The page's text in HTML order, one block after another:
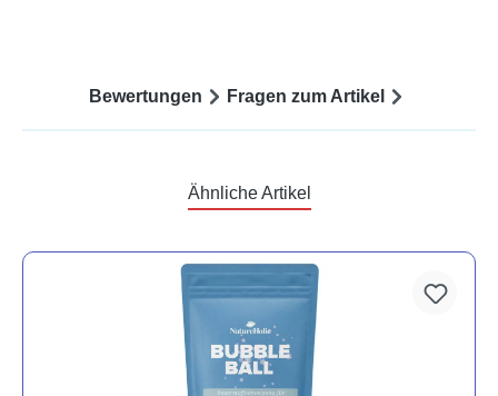
Bewertungen Fragen zum Artikel
Ähnliche Artikel